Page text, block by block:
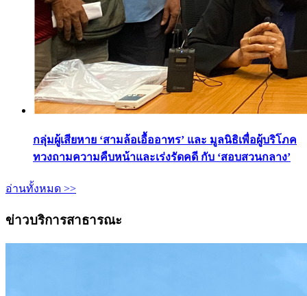
กลุ่มผู้เสียหาย ‘สามล้อเอื้ออาทร’ และ มูลนิธิเพื่อผู้บริโภค
ทวงถามความคืบหน้าและเร่งรัดคดี กับ ‘สอบสวนกลาง’
อ่านทั้งหมด >>
ข่าวบริการสาธารณะ